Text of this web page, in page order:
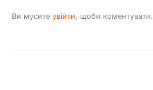
Ви мусите увійти, щоби коментувати.